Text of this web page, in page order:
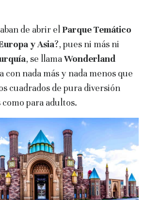
de abrir el Parque Temático
y Asia?, pues ni más ni
, se llamaWonderland
con nada más y nada menos que
cuadrados de pura diversión
para adultos.